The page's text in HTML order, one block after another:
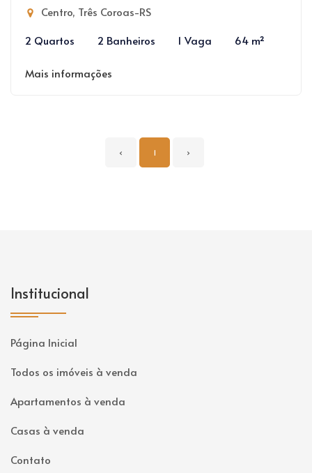
Centro, Três Coroas-RS
2 Quartos
2 Banheiros 1 Vaga 64 m²
Mais informações
‹ 1 ›
Institucional
Página Inicial
Todos os imóveis à venda
Apartamentos à venda
Casas à venda
Contato